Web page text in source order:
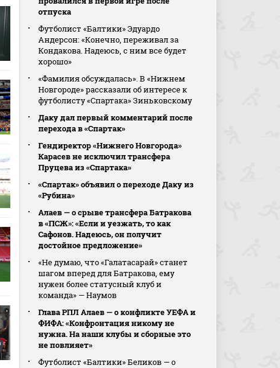
отпуска
Футболист «Балтики» Эдуардо
Андерсон: «Конечно, переживал за
Кондакова. Надеюсь, с ним все будет
хорошо»
«Фамилия обсуждалась». В «Нижнем
Новгороде» рассказали об интересе к
футболисту «Спартака» Зиньковскому
Даку дал первый комментарий после
перехода в «Спартак»
Гендиректор «Нижнего Новгорода»
Карасев не исключил трансфера
Пруцева из «Спартака»
«Спартак» объявил о переходе Даку из
«Рубина»
Алаев — о срыве трансфера Батракова
в «ПСЖ»: «Если и уезжать, то как
Сафонов. Надеюсь, он получит
достойное предложение»
«Не думаю, что «Галатасарай» станет
шагом вперед для Батракова, ему
нужен более статусный клуб и
команда» — Наумов
Глава РПЛ Алаев — о конфликте УЕФА и
ФИФА: «Конфронтация никому не
нужна. На наши клубы и сборные это
не повлияет»
Футболист «Балтики» Беликов — о